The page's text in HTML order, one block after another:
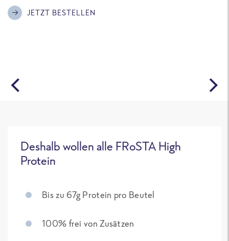
JETZT BESTELLEN
Deshalb wollen alle FRoSTA High
Protein
Bis zu 67g Protein pro Beutel
100% frei von Zusätzen